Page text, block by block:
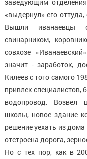
«выдернул» его
Вышли иванаевцы
свинарником,
совхозе
значит - заработок,
Килеев с того самого
привлек специалистов,
водопровод. Возвел
школы, новое здание
решение уехать из
отстроена дорога,
Но с тех пор, как в